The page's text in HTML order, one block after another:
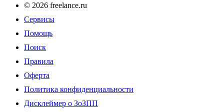
© 2026 freelance.ru
Сервисы
Помощь
Поиск
Правила
Оферта
Политика конфиденциальности
Дисклеймер о ЗоЗПП